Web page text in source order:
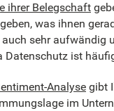
ihrer Belegschaft
was ihnen
sehr aufwändig
Datenschutz ist
Analyse gibt
im